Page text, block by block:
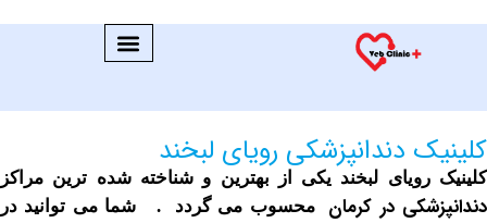
دندانپزشکی رویای لبخند
رویای لبخند یکی از بهترین و شناخته شده ترین مراکز
در کرمانمحسوب می گردد . شما می توانید در